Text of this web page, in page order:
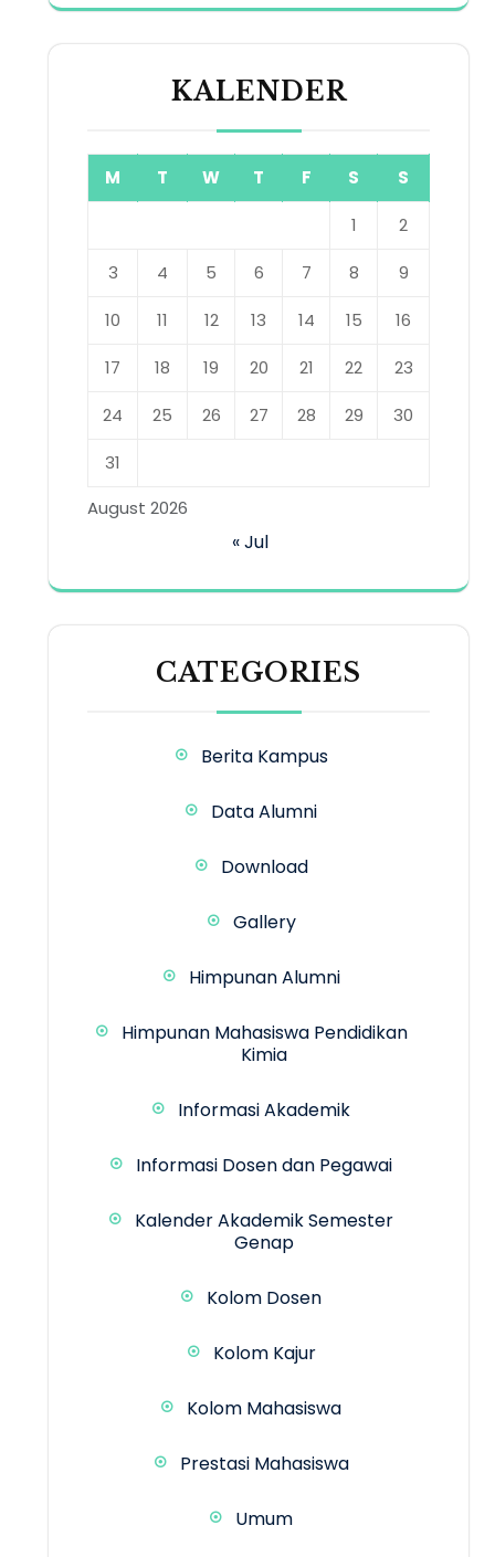
KALENDER
August 2026
M T W T F S S
1 2
3 4 5 6 7 8 9
10 11 12 13 14 15 16
17 18 19 20 21 22 23
24 25 26 27 28 29 30
31
« Jul
CATEGORIES
Berita Kampus
Data Alumni
Download
Gallery
Himpunan Alumni
Himpunan Mahasiswa Pendidikan
Kimia
Informasi Akademik
Informasi Dosen dan Pegawai
Kalender Akademik Semester
Genap
Kolom Dosen
Kolom Kajur
Kolom Mahasiswa
Prestasi Mahasiswa
Umum